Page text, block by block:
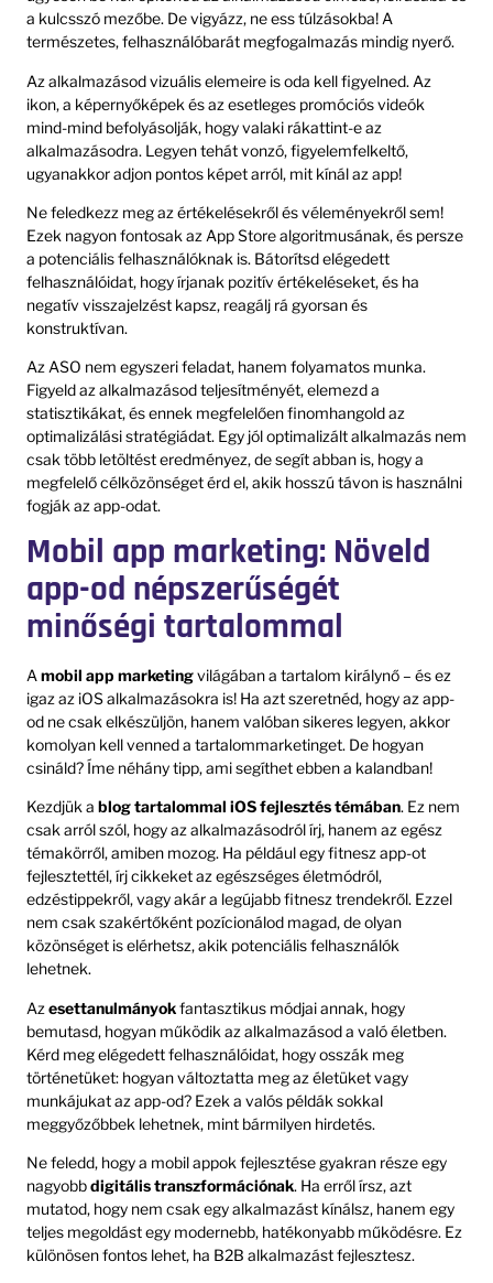
a kulcsszó mezőbe. De vigyázz, ne ess túlzásokba! A
természetes, felhasználóbarát megfogalmazás mindig nyerő.
Az alkalmazásod vizuális elemeire is oda kell figyelned. Az
ikon, a képernyőképek és az esetleges promóciós videók
mind-mind befolyásolják, hogy valaki rákattint-e az
alkalmazásodra. Legyen tehát vonzó, figyelemfelkeltő,
ugyanakkor adjon pontos képet arról, mit kínál az app!
Ne feledkezz meg az értékelésekről és véleményekről sem!
Ezek nagyon fontosak az App Store algoritmusának, és persze
a potenciális felhasználóknak is. Bátorítsd elégedett
felhasználóidat, hogy írjanak pozitív értékeléseket, és ha
negatív visszajelzést kapsz, reagálj rá gyorsan és
konstruktívan.
Az ASO nem egyszeri feladat, hanem folyamatos munka.
Figyeld az alkalmazásod teljesítményét, elemezd a
statisztikákat, és ennek megfelelően finomhangold az
optimalizálási stratégiádat. Egy jól optimalizált alkalmazás nem
csak több letöltést eredményez, de segít abban is, hogy a
megfelelő célközönséget érd el, akik hosszú távon is használni
fogják az app-odat.
Mobil app marketing: Növeld
app-od népszerűségét
minőségi tartalommal
Amobil app marketingvilágában a tartalom királynő – és ez
igaz az iOS alkalmazásokra is! Ha azt szeretnéd, hogy az app-
od ne csak elkészüljön, hanem valóban sikeres legyen, akkor
komolyan kell venned a tartalommarketinget. De hogyan
csináld? Íme néhány tipp, ami segíthet ebben a kalandban!
Kezdjük a blog tartalommal iOS fejlesztés témában. Ez nem
csak arról szól, hogy az alkalmazásodról írj, hanem az egész
témakörről, amiben mozog. Ha például egy fitnesz app-ot
fejlesztettél, írj cikkeket az egészséges életmódról,
edzéstippekről, vagy akár a legújabb fitnesz trendekről. Ezzel
nem csak szakértőként pozícionálod magad, de olyan
közönséget is elérhetsz, akik potenciális felhasználók
lehetnek.
Az esettanulmányokfantasztikus módjai annak, hogy
bemutasd, hogyan működik az alkalmazásod a való életben.
Kérd meg elégedett felhasználóidat, hogy osszák meg
történetüket: hogyan változtatta meg az életüket vagy
munkájukat az app-od? Ezek a valós példák sokkal
meggyőzőbbek lehetnek, mint bármilyen hirdetés.
Ne feledd, hogy a mobil appok fejlesztése gyakran része egy
nagyobbdigitális transzformációnak. Ha erről írsz, azt
mutatod, hogy nem csak egy alkalmazást kínálsz, hanem egy
teljes megoldást egy modernebb, hatékonyabb működésre. Ez
különösen fontos lehet, ha B2B alkalmazást fejlesztesz.